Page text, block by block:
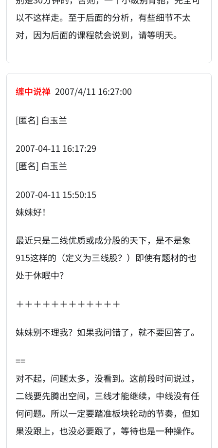
以不这样走。至于后面的分析，有些细节不太
对，因为后面的课程就会说到，请等明天。
缠中说禅 2007/4/11 16:27:00
[匿名] 白玉兰
2007-04-11 16:17:29
[匿名] 白玉兰
2007-04-11 15:50:15
妹妹好！
最近只是二线优质或成分股的天下，是不是象
915这样的（定义为三线股？）即使有题材的也
处于休眠中？
＋＋＋＋＋＋＋＋＋＋＋＋
妹妹别不理我？如果我问错了，就不要回答了。
==
对不起，问题太多，没看到。这前段时间说过，
二线要先腾出空间，三线才能继续，中线没有任
何问题。所以一定要踏准板块轮动的节奏，但如
果没跟上，也没必要跟了，等待也是一种操作。